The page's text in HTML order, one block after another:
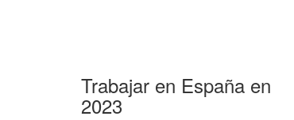
Trabajar en España en
2023